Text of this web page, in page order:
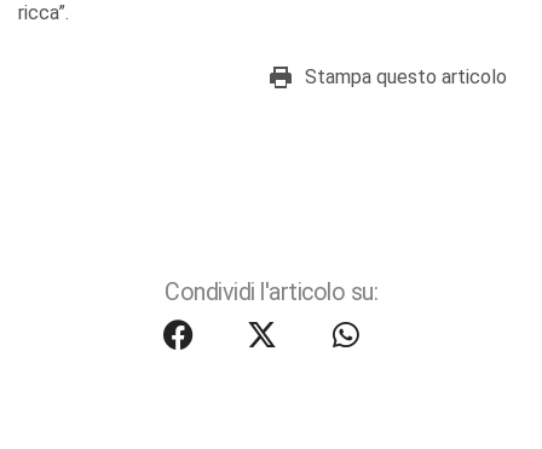
ricca”.
Stampa questo articolo
Condividi l'articolo su: